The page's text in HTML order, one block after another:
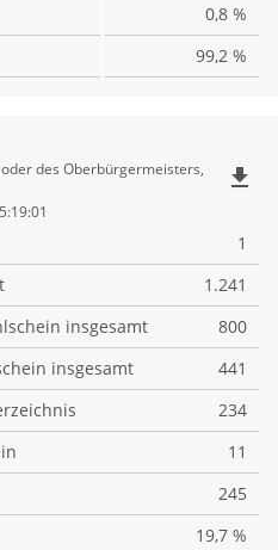
0,8 %
99,2 %
des Oberbürgermeisters,
file_download
1
1.241
insgesamt
800
insgesamt
441
234
11
245
19,7 %